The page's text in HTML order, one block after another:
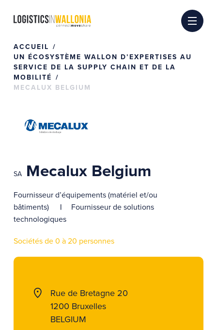
ACCUEIL
UN ÉCOSYSTÈME WALLON D’EXPERTISES AU
SERVICE DE LA SUPPLY CHAIN ET DE LA
MOBILITÉ
MECALUX BELGIUM
SA Mecalux Belgium
Fournisseur d’équipements (matériel et/ou
bâtiments)
Fournisseur de solutions
technologiques
Sociétés de 0 à 20 personnes
Rue de Bretagne 20
1200 Bruxelles
BELGIUM